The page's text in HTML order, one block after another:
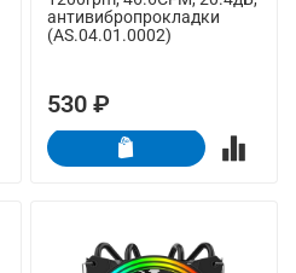
антивибропрокладки
(AS.04.01.0002)
530 ₽